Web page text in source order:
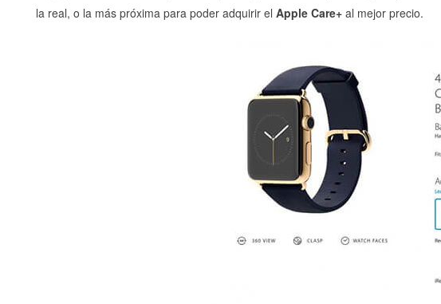
la real, o la más próxima para poder adquirir el Apple Care+ al mejor precio.